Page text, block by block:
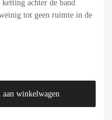
achter de band
tot geen ruimte in de
aan winkelwagen